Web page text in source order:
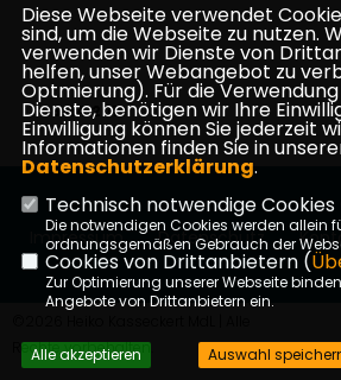
26.04.2016
Impressum Datenschutz
Rechte vorbehalten.
Diese Webseite verwendet
sind, um die Webseite zu nutzen.
verwenden wir Dienste von
helfen, unser Webangebot zu
Optmierung). Für die
Dienste, benötigen wir Ihre
Einwilligung können Sie jederzeit
Informationen finden Sie in
Datenschutzerklärung.
Technisch notwendige Cookies
Die notwendigen Cookies werden allein
ordnungsgemäßen Gebrauch der
Cookies von Drittanbietern (
Zur Optimierung unserer Webseite
Angebote von Drittanbietern ein.
Alle akzeptieren Auswahl